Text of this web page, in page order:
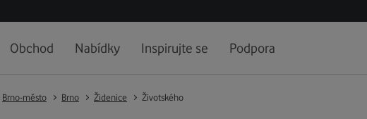
Obchod Nabídky Inspirujte se Podpora
Brno-město Brno Židenice Životského